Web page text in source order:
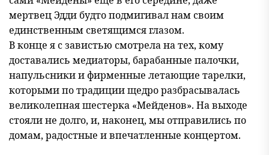
мертвец Эдди будто подмигивал нам своим
единственным светящимся глазом.
В конце я с завистью смотрела на тех, кому
доставались медиаторы, барабанные палочки,
напульсники и фирменные летающие тарелки,
которыми по традиции щедро разбрасывалась
великолепная шестерка «Мейденов». На выходе
стояли не долго, и, наконец, мы отправились по
домам, радостные и впечатленные концертом.